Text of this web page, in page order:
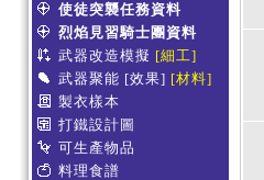
使徒突襲任務資料
烈焰見習騎士團資料
武器改造模擬 [細工]
武器聚能 [效果] [材料]
製衣樣本
打鐵設計圖
可生產物品
料理食譜